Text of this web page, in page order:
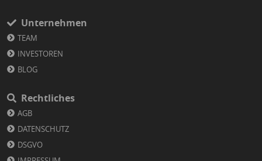
Unternehmen
TEAM
INVESTOREN
BLOG
Rechtliches
AGB
DATENSCHUTZ
DSGVO